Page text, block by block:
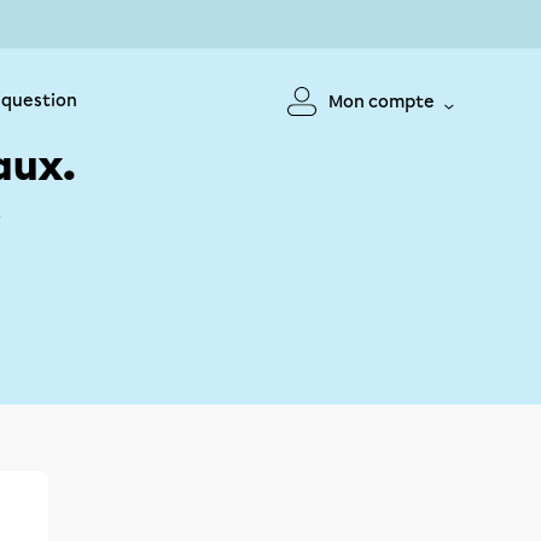
Mon compte